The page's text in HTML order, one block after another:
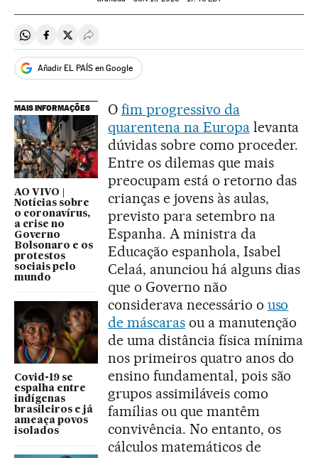
Compartir en Whatsapp
Compartir en Facebook
Compartir en Twitter
Desplegar Redes Sociales
Añadir EL PAÍS en Google
MAIS INFORMAÇÕES
AO VIVO |
Notícias sobre
o coronavírus,
a crise no
Governo
Bolsonaro e os
protestos
sociais pelo
mundo
Covid-19 se
espalha entre
indígenas
brasileiros e já
ameaça povos
isolados
O fim progressivo da
quarentena na Europalevanta
dúvidas sobre como proceder.
Entre os dilemas que mais
preocupam está o retorno das
crianças e jovens às aulas,
previsto para setembro na
Espanha. A ministra da
Educação espanhola, Isabel
Celaá, anunciou há alguns dias
que o Governo não
considerava necessário o uso
de máscarasou a manutenção
de uma distância física mínima
nos primeiros quatro anos do
ensino fundamental, pois são
grupos assimiláveis como
famílias ou que mantêm
convivência. No entanto, os
cálculos matemáticos de